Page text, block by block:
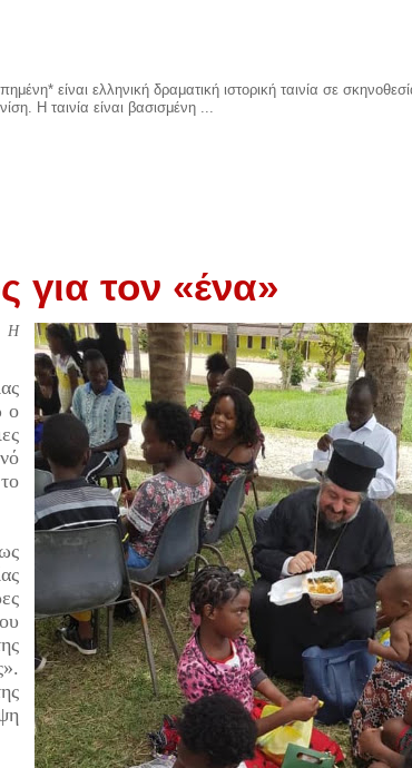
είναι ελληνική δραματική ιστορική ταινία σε
Η ταινία είναι βασισμένη ...
για τον «ένα»
Η
ο